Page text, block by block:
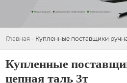
Главная - Купленные поставщики
Купленные
цепная таль 3т